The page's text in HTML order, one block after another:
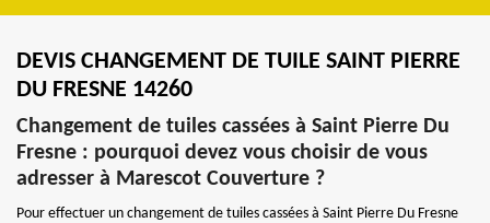
DEVIS CHANGEMENT DE TUILE SAINT PIERRE
DU FRESNE 14260
Changement de tuiles cassées à Saint Pierre Du
Fresne : pourquoi devez vous choisir de vous
adresser à Marescot Couverture ?
Pour effectuer un changement de tuiles cassées à Saint Pierre Du Fresne